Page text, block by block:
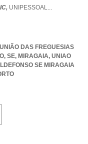
UNIPESSOAL...
DAS FREGUESIAS
SE, MIRAGAIA, UNIAO
SE MIRAGAIA